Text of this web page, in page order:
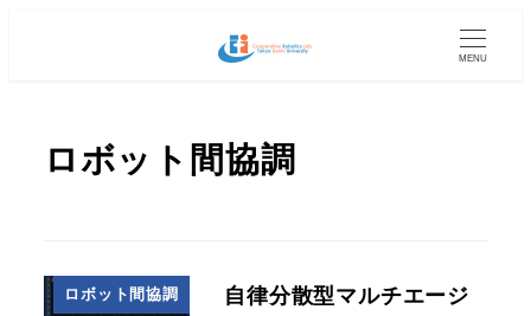
MENU
ロボット間協調
ロボット間協調
自律分散型マルチエージ